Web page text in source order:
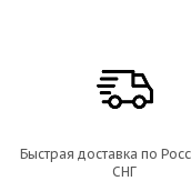
Быстрая доставка по
СНГ